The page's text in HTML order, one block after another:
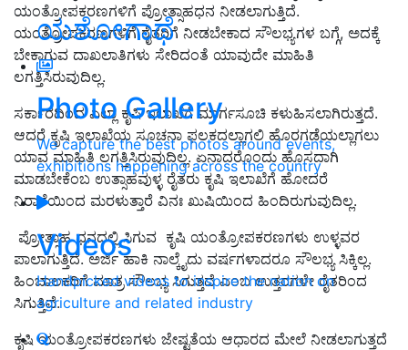
ಯಶೋಗಾಥೆ
Photo Gallery
We capture the best photos around events,
exhibitions happening across the country
Videos
Handpicked videos to inspire the nation on
agriculture and related industry
ಯಂತ್ರೋಪಕರಣಗಳಿಗೆ ಪ್ರೋತ್ಸಾಹಧನ ನೀಡಲಾಗುತ್ತಿದೆ.
ಯಂತ್ರೋಪಕರಣಗಳಿಗೆ ರೈತರಿಗೆ ನೀಡಬೇಕಾದ ಸೌಲಭ್ಯಗಳ ಬಗ್ಗೆ, ಅದಕ್ಕೆ
ಬೇಕಾಗುವ ದಾಖಲಾತಿಗಳು ಸೇರಿದಂತೆ ಯಾವುದೇ ಮಾಹಿತಿ
ಲಗತ್ತಿಸಿರುವುದಿಲ್ಲ.
ಸರ್ಕಾರದಿಂದ ಎಲ್ಲಾ ಕೃಷಿ ಇಲಾಖೆಗೆ ಮಾರ್ಗಸೂಚಿ ಕಳುಹಿಸಲಾಗಿರುತ್ತದೆ.
ಆದರೆ ಕೃಷಿ ಇಲಾಖೆಯ ಸೂಚನಾ ಫಲಕದಲ್ಲಾಗಲಿ ಹೊರಗಡೆಯಲ್ಲಾಗಲು
ಯಾವ ಮಾಹಿತಿ ಲಗತ್ತಿಸಿರುವುದಿಲ್ಲ. ಏನಾದರೊಂದು ಹೊಸದಾಗಿ
ಮಾಡಬೇಕೆಂಬ ಉತ್ಸಾಹವುಳ್ಳ ರೈತರು ಕೃಷಿ ಇಲಾಖೆಗೆ ಹೋದರೆ
ನಿರಾಶೆಯಿಂದ ಮರಳುತ್ತಾರೆ ವಿನಃ ಖುಷಿಯಿಂದ ಹಿಂದಿರುಗುವುದಿಲ್ಲ.
ಪ್ರೋತ್ಸಾಹ ಧನದಲ್ಲಿ ಸಿಗುವ ಕೃಷಿ ಯಂತ್ರೋಪಕರಣಗಳು ಉಳ್ಳವರ
ಪಾಲಾಗುತ್ತಿದೆ. ಅರ್ಜಿ ಹಾಕಿ ನಾಲ್ಕೈದು ವರ್ಷಗಳಾದರೂ ಸೌಲಭ್ಯ ಸಿಕ್ಕಿಲ್ಲ.
ಹಿಂಬಾಲಕರಿಗೆ ಮಾತ್ರ ಸೌಲಭ್ಯ ಸಿಗುತ್ತದೆ ಎಂಬ ಉತ್ತರಗಳೇ ರೈತರಿಂದ
ಸಿಗುತ್ತಿವೆ.
ಕೃಷಿ ಯಂತ್ರೋಪಕರಣಗಳು ಜೇಷ್ಟತೆಯ ಆಧಾರದ ಮೇಲೆ ನೀಡಲಾಗುತ್ತದೆ